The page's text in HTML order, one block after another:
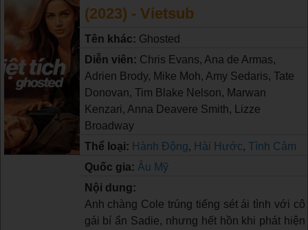
(2023) - Vietsub
Tên khác: Ghosted
Diễn viên: Chris Evans, Ana de Armas,
Adrien Brody, Mike Moh, Amy Sedaris, Tate
Donovan, Tim Blake Nelson, Marwan
Kenzari, Anna Deavere Smith, Lizze
Broadway
Thể loại: Hành Động, Hài Hước, Tình Cảm
Quốc gia: Âu Mỹ
Nội dung:
Anh chàng Cole trúng tiếng sét ái tình với cô
gái bí ẩn Sadie, nhưng hết hồn khi phát hiện